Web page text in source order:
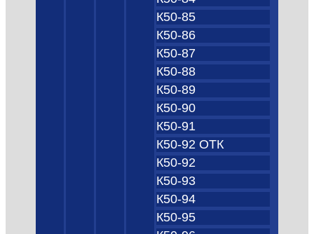
К50-85
К50-86
К50-87
К50-88
К50-89
К50-90
К50-91
К50-92 ОТК
К50-92
К50-93
К50-94
К50-95